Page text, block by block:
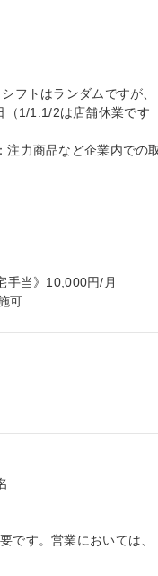
フトはランダムですが、
（1/1.1/2は店舗休業です
注力商品など企業内での
手当》10,000円/月
可
です。営業においては、